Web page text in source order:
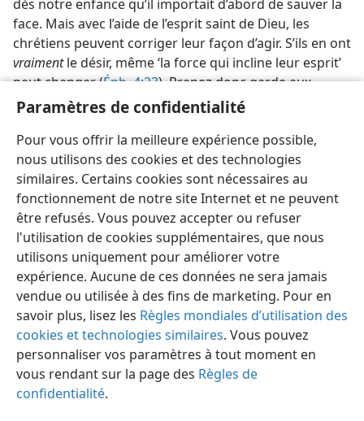
Paramètres de confidentialité
Pour vous offrir la meilleure expérience possible,
nous utilisons des cookies et des technologies
similaires. Certains cookies sont nécessaires au
fonctionnement de notre site Internet et ne peuvent
être refusés. Vous pouvez accepter ou refuser
l'utilisation de cookies supplémentaires, que nous
utilisons uniquement pour améliorer votre
expérience. Aucune de ces données ne sera jamais
vendue ou utilisée à des fins de marketing. Pour en
savoir plus, lisez les Règles mondiales d’utilisation des
cookies et technologies similaires. Vous pouvez
personnaliser vos paramètres à tout moment en
vous rendant sur la page des Règles de
confidentialité.
dès notre enfance qu’il importait d’abord de sauver la
face. Mais avec l’aide de l’esprit saint de Dieu, les
chrétiens peuvent corriger leur façon d’agir. S’ils en ont
vraimentle désir, même ‘la force qui incline leur esprit’
peut changer (Éph. 4:23). Prenez donc garde aux
dangers qu’il y a à vouloir sauver la face. Dites-​vous
évitez-​le à tout prix.
Français Partager Préférences
Copyright © 2026 Watch Tower Bible and Tract Society of Pennsylvania
Conditions d’utilisation
Règles de confidentialité
Paramètres de confidentialité
JW.ORG Se connecter